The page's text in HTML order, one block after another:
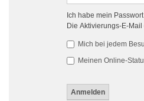
Ich habe mein
Die Aktivierungs-E-
Mich bei jedem
Meinen Online-